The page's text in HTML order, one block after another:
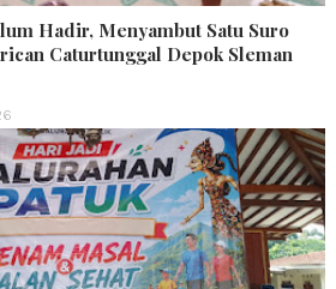
Hadir, Menyambut Satu Suro
Caturtunggal Depok Sleman